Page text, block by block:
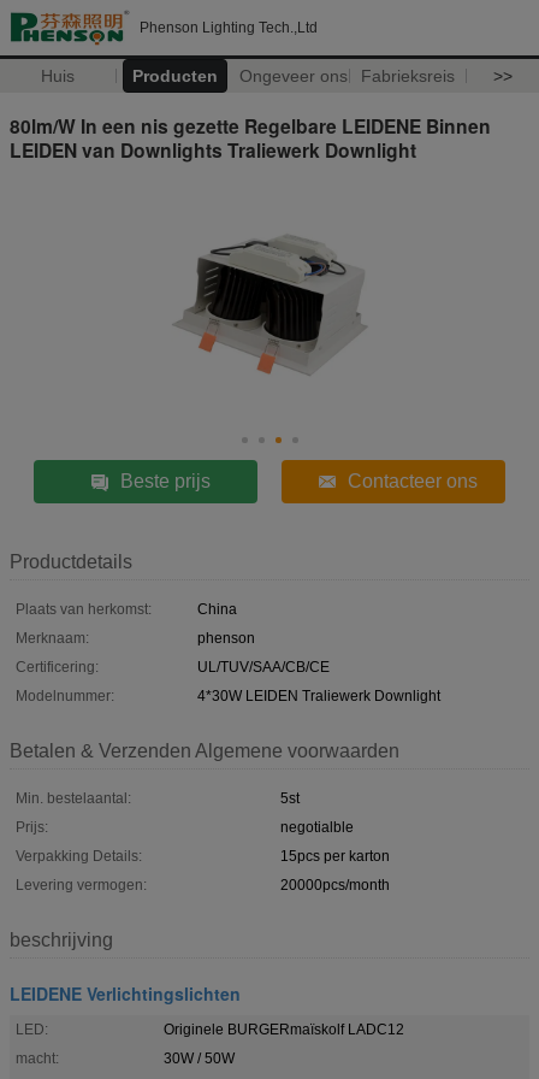
Phenson Lighting Tech.,Ltd
Huis Producten Ongeveer ons Fabrieksreis >>
80lm/W In een nis gezette Regelbare LEIDENE Binnen
LEIDEN van Downlights Traliewerk Downlight
Beste prijs Contacteer ons
Productdetails
Plaats van herkomst:
China
Merknaam:
phenson
Certificering:
UL/TUV/SAA/CB/CE
Modelnummer:
4*30W LEIDEN Traliewerk Downlight
Betalen & Verzenden Algemene voorwaarden
Min. bestelaantal:
5st
Prijs:
negotialble
Verpakking Details:
15pcs per karton
Levering vermogen:
20000pcs/month
beschrijving
LEIDENE Verlichtingslichten
LED:
Originele BURGERmaïskolf LADC12
macht:
30W / 50W